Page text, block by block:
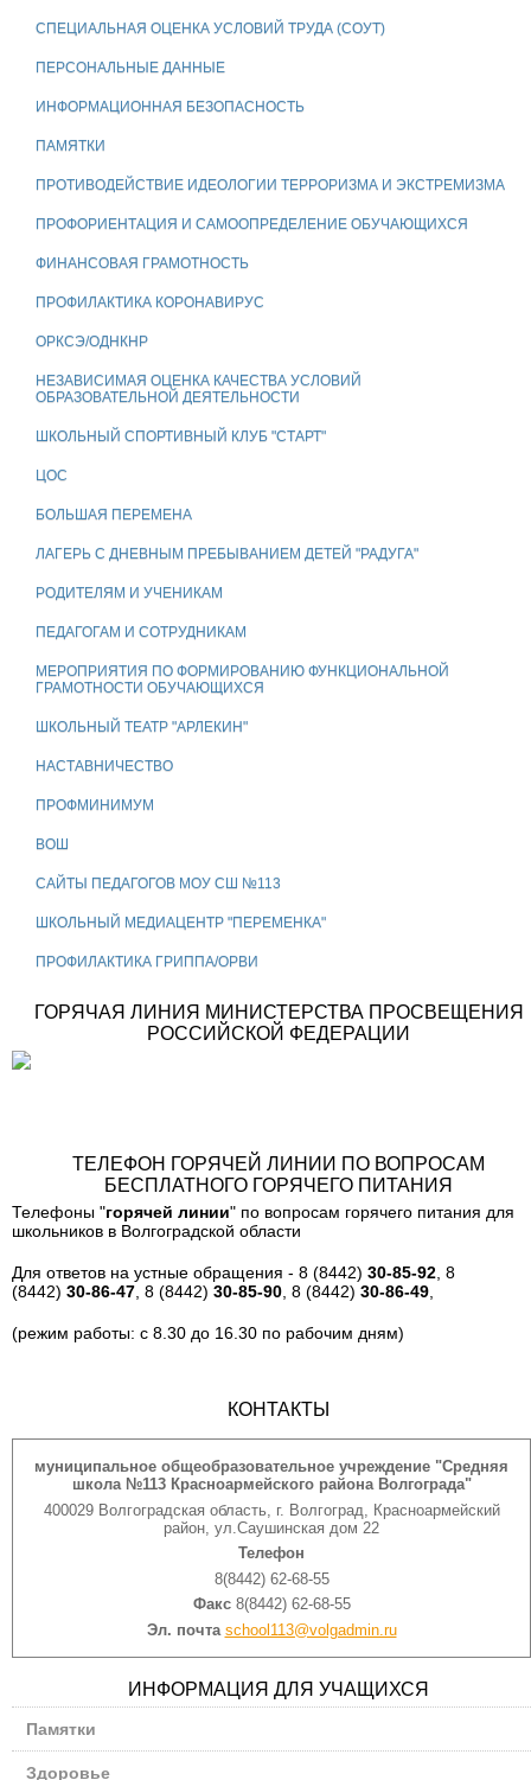
СПЕЦИАЛЬНАЯ ОЦЕНКА УСЛОВИЙ ТРУДА (СОУТ)
ПЕРСОНАЛЬНЫЕ ДАННЫЕ
ИНФОРМАЦИОННАЯ БЕЗОПАСНОСТЬ
ПАМЯТКИ
ПРОТИВОДЕЙСТВИЕ ИДЕОЛОГИИ ТЕРРОРИЗМА И ЭКСТРЕМИЗМА
ПРОФОРИЕНТАЦИЯ И САМООПРЕДЕЛЕНИЕ ОБУЧАЮЩИХСЯ
ФИНАНСОВАЯ ГРАМОТНОСТЬ
ПРОФИЛАКТИКА КОРОНАВИРУС
ОРКСЭ/ОДНКНР
НЕЗАВИСИМАЯ ОЦЕНКА КАЧЕСТВА УСЛОВИЙ
ОБРАЗОВАТЕЛЬНОЙ ДЕЯТЕЛЬНОСТИ
ШКОЛЬНЫЙ СПОРТИВНЫЙ КЛУБ "СТАРТ"
ЦОС
БОЛЬШАЯ ПЕРЕМЕНА
ЛАГЕРЬ С ДНЕВНЫМ ПРЕБЫВАНИЕМ ДЕТЕЙ "РАДУГА"
РОДИТЕЛЯМ И УЧЕНИКАМ
ПЕДАГОГАМ И СОТРУДНИКАМ
МЕРОПРИЯТИЯ ПО ФОРМИРОВАНИЮ ФУНКЦИОНАЛЬНОЙ
ГРАМОТНОСТИ ОБУЧАЮЩИХСЯ
ШКОЛЬНЫЙ ТЕАТР "АРЛЕКИН"
НАСТАВНИЧЕСТВО
ПРОФМИНИМУМ
ВОШ
САЙТЫ ПЕДАГОГОВ МОУ СШ №113
ШКОЛЬНЫЙ МЕДИАЦЕНТР "ПЕРЕМЕНКА"
ПРОФИЛАКТИКА ГРИППА/ОРВИ
ГОРЯЧАЯ ЛИНИЯ МИНИСТЕРСТВА ПРОСВЕЩЕНИЯ
РОССИЙСКОЙ ФЕДЕРАЦИИ
ТЕЛЕФОН ГОРЯЧЕЙ ЛИНИИ ПО ВОПРОСАМ
БЕСПЛАТНОГО ГОРЯЧЕГО ПИТАНИЯ
Телефоны "горячей линии" по вопросам горячего питания для
школьников в Волгоградской области
Для ответов на устные обращения - 8 (8442) 30-85-92 , 8
(8442) 30-86-47 , 8 (8442) 30-85-90 , 8 (8442) 30-86-49
(режим работы: с 8.30 до 16.30 по рабочим дням)
КОНТАКТЫ
муниципальное общеобразовательное учреждение "Средняя
школа №113 Красноармейского района Волгограда"
400029 Волгоградская область, г. Волгоград, Красноармейский
район, ул.Саушинская дом 22
Телефон
8(8442) 62-68-55
Факс8(8442) 62-68-55
Эл. почта school113@volgadmin.ru
ИНФОРМАЦИЯ ДЛЯ УЧАЩИХСЯ
Памятки
Здоровье